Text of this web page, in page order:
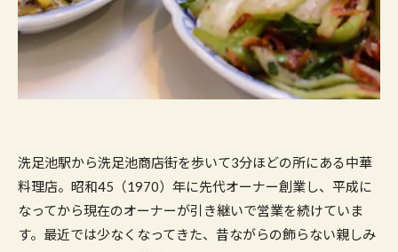
洗足池駅から洗足池商店街を歩いて3分ほどの所にある中華
料理店。昭和45 （1970）年に先代オーナー創業し、平成に
なってから現在のオーナーが引き継いで営業を続けていま
す。最近では少なくなってきた、昔ながらの飾らない親しみ